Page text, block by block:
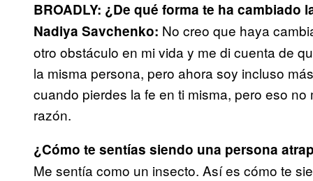
BROADLY: ¿De qué forma te ha
Nadiya Savchenko: No creo que haya
otro obstáculo en mi vida y me di cuenta de
la misma persona, pero ahora soy incluso
cuando pierdes la fe en ti misma, pero eso
razón.
¿Cómo te sentías siendo una persona
Me sentía como un insecto. Así es cómo te